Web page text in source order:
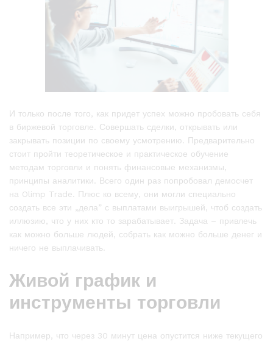
И только после того, как придет успех можно пробовать себя
в биржевой торговле. Совершать сделки, открывать или
закрывать позиции по своему усмотрению. Предварительно
стоит пройти теоретическое и практическое обучение
методам торговли и понять финансовые механизмы,
принципы аналитики. Всего один раз попробовал демосчет
на Olimp Trade. Плюс ко всему, они могли специально
создать все эти „дела” с выплатами выигрышей, чтоб создать
иллюзию, что у них кто то зарабатывает. Задача – привлечь
как можно больше людей, собрать как можно больше денег и
ничего не выплачивать.
Живой график и
инструменты торговли
Например, что через 30 минут цена опустится ниже текущего